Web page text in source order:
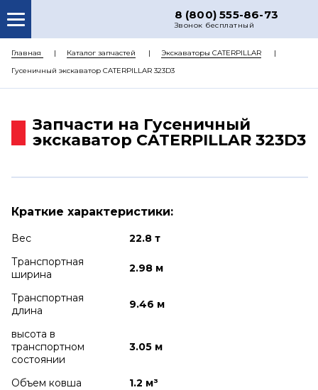
8 (800) 555-86-73
Звонок бесплатный
О НАС
КАТАЛОГ ЗАПЧАСТЕЙ
ДОСТАВКА
Главная Каталог запчастей
Экскаваторы CATERPILLAR
Гусеничный экскаватор CATERPILLAR 323D3
Запчасти на Гусеничный
экскаватор CATERPILLAR 323D3
Краткие характеристики:
Вес
22.8 т
Транспортная
ширина
2.98 м
Транспортная
длина
9.46 м
высота в
транспортном
cостоянии
3.05 м
Объем ковша
1.2 м³